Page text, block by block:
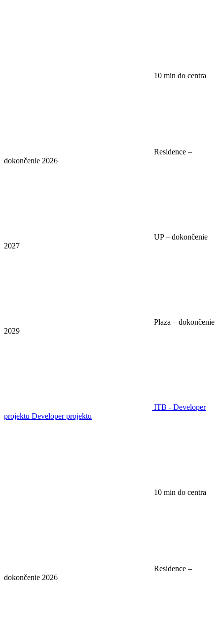
10 min do centra
Residence –
dokončenie 2026
UP – dokončenie
2027
Plaza – dokončenie
2029
ITB - Developer
projektu Developer projektu
10 min do centra
Residence –
dokončenie 2026